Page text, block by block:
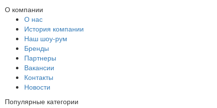
О компании
О нас
История компании
Наш шоу-рум
Бренды
Партнеры
Вакансии
Контакты
Новости
Популярные категории